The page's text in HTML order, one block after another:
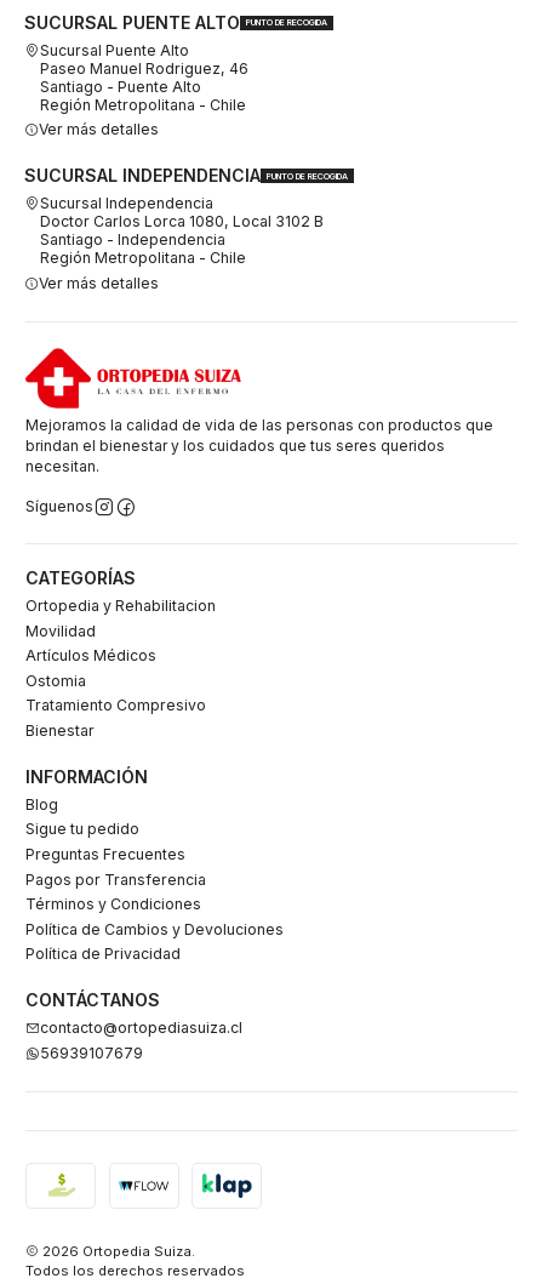
SUCURSAL PUENTE ALTO PUNTO DE RECOGIDA
Sucursal Puente Alto
Paseo Manuel Rodriguez, 46
Santiago - Puente Alto
Región Metropolitana - Chile
Ver más detalles
SUCURSAL INDEPENDENCIA PUNTO DE RECOGIDA
Sucursal Independencia
Doctor Carlos Lorca 1080, Local 3102 B
Santiago - Independencia
Región Metropolitana - Chile
Ver más detalles
Mejoramos la calidad de vida de las personas con productos que
brindan el bienestar y los cuidados que tus seres queridos
necesitan.
Síguenos
CATEGORÍAS
Ortopedia y Rehabilitacion
Movilidad
Artículos Médicos
Ostomia
Tratamiento Compresivo
Bienestar
INFORMACIÓN
Blog
Sigue tu pedido
Preguntas Frecuentes
Pagos por Transferencia
Términos y Condiciones
Política de Cambios y Devoluciones
Política de Privacidad
CONTÁCTANOS
contacto@ortopediasuiza.cl
56939107679
2026 Ortopedia Suiza.
Todos los derechos reservados